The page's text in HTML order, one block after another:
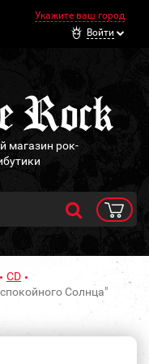
Укажите ваш город
Войти
магазин рок-
CD
Солнца"